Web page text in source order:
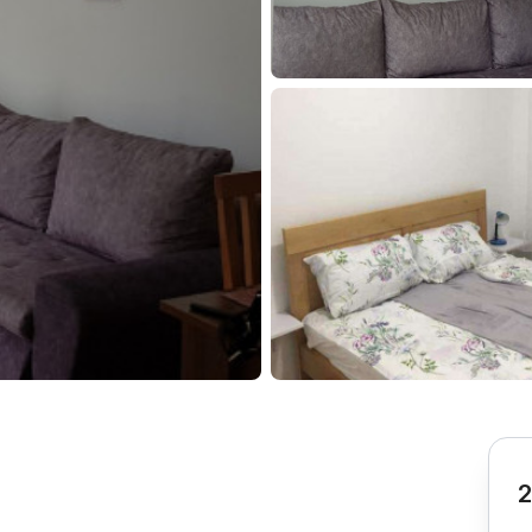
Nova Varoš Valjevo
Pirot
Pazar
Gornji Milanovac Raška
Senta
Požega
Sremska
Mitrovica
Ljubovija
Topola Bela Crkva Negotin